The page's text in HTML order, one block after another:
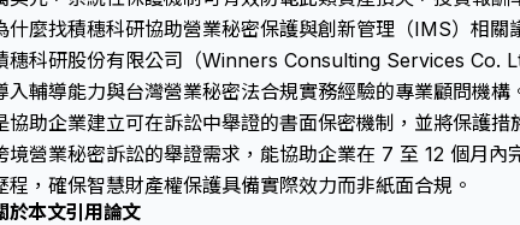
什麼找積穗科研協助營業秘密保護與創新管理（IMS）相關
穗科研股份有限公司（Winners Consulting Services Co.
入輔導能力與台灣營業秘密法合規實務經驗的專業顧問機
協助企業建立可在訴訟中舉證的書面保密機制，並將保護
境營業秘密訴訟的舉證需求，能協助企業在 7 至 12 個月內
程，確保智慧財產權保護具備實際效力而非紙面合規。
於本文引用論文